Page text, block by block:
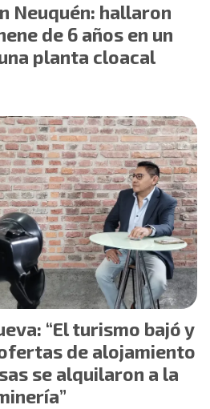
Neuquén: hallaron
de 6 años en un
planta cloacal
“El turismo bajó y
de alojamiento
se alquilaron a la